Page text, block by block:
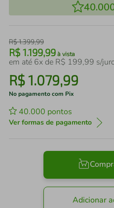
R$1.399,99
R$ 1.199,99 à vista
em até 6x de R$ 199,99 s/
R$1.079,99
No pagamento com Pix
40.000 pontos
Ver formas de pagamento
Adicionar